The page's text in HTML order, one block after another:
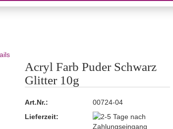
Acryl Farb Puder Schwarz
Glitter 10g
Art.Nr.:
00724-04
Lieferzeit: